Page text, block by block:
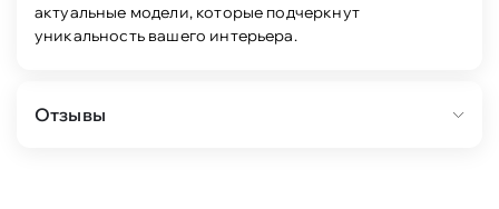
актуальные модели, которые подчеркнут
уникальность вашего интерьера.
Отзывы